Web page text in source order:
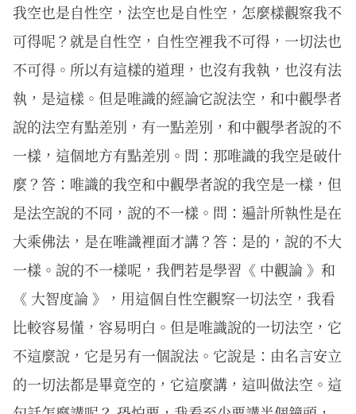
我空也是自性空，法空也是自性空，怎麼樣觀察我不
可得呢？就是自性空，自性空裡我不可得，一切法也
不可得。所以有這樣的道理，也沒有我執，也沒有法
執，是這樣。但是唯識的經論它說法空，和中觀學者
說的法空有點差別，有一點差別，和中觀學者說的不
一樣，這個地方有點差別。問：那唯識的我空是破什
麼？答：唯識的我空和中觀學者說的我空是一樣，但
是法空說的不同，說的不一樣。問：遍計所執性是在
大乘佛法，是在唯識裡面才講？答：是的，說的不大
一樣。說的不一樣呢，我們若是學習《 中觀論 》和
《 大智度論 》，用這個自性空觀察一切法空，我看
比較容易懂，容易明白。但是唯識說的一切法空，它
不這麼說，它是另有一個說法。它說是：由名言安立
的一切法都是畢竟空的，它這麼講，這叫做法空。這